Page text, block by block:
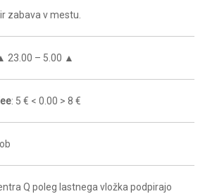
zabava v mestu.
23.00 – 5.00 ▲
: 5 € < 0.00 > 8 €
Q poleg lastnega vložka podpirajo